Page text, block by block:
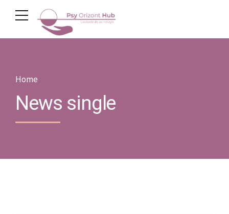
Home
News single